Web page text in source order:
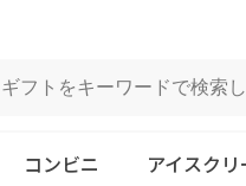
コンビニ アイスク